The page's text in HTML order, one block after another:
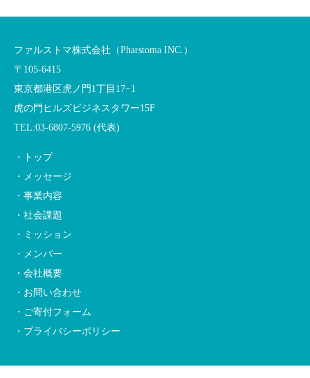
ファルストマ株式会社（Pharstoma INC.）
〒105-6415
東京都港区虎ノ門1丁目17−1
虎の門ヒルズビジネスタワー15F
TEL:03-6807-5976 (代表)
・トップ
・メッセージ
・事業内容
・社会課題
・ミッション
・メンバー
・会社概要
・お問い合わせ
・ご寄付フォーム
・プライバシーポリシー